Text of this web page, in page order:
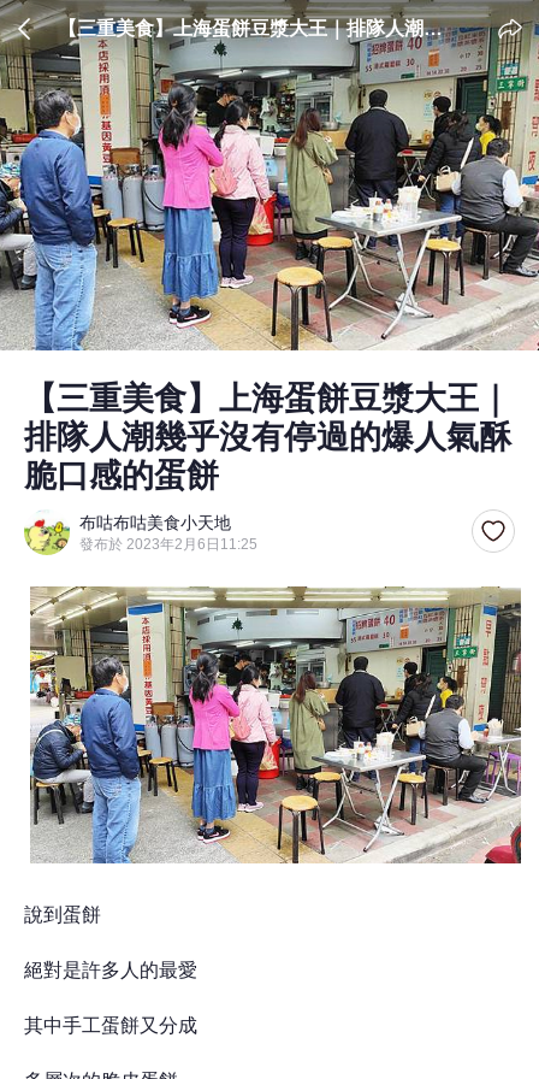
【三重美食】上海蛋餅豆漿大王｜排隊人潮幾
乎沒有停過的爆人氣酥脆口感的蛋餅
【三重美食】上海蛋餅豆漿大王｜
排隊人潮幾乎沒有停過的爆人氣酥
脆口感的蛋餅
布咕布咕美食小天地
發布於 2023年2月6日11:25
說到蛋餅
絕對是許多人的最愛
其中手工蛋餅又分成